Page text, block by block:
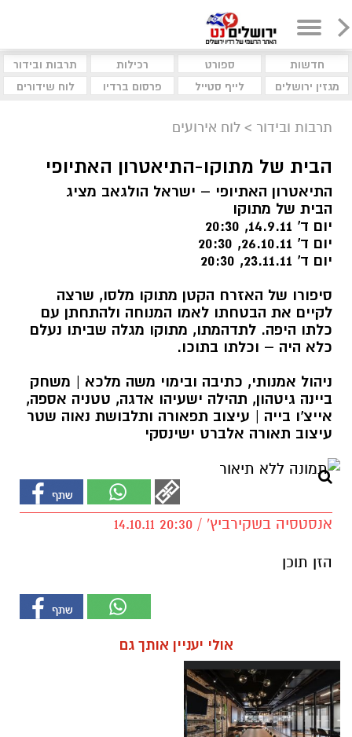
חדשות ספורט רכילות
תרבות ובידור
מגזין ירושלים
לייף סטייל פרסום ברדיו לוח שידורים
תרבות ובידור > לוח אירועים
הבית של מתוקו-התיאטרון האתיופי
התיאטרון האתיופי – ישראל הולגאב מציג
הבית של מתוקו
יום ד' 14.9.11, 20:30
יום ד' 26.10.11, 20:30
יום ד' 23.11.11, 20:30
סיפורו של האזרח הקטן מתוקו מלסו, שרצה
לקיים את הבטחתו לאמו המנוחה ולהתחתן עם
כלתו היפה. לתדהמתו, מתוקו מגלה שביתו נעלם
כלא היה – וכלתו בתוכו.
ניהול אמנותי, כתיבה ובימוי משה מלכא | משחק
ביינה גיטהון, תהילה ישעיהו אדגה, טטניה אספה,
אייצ'ו בייה | עיצוב תפאורה ותלבושת נאוה שטר
עיצוב תאורה אלברט ישינסקי
אנסטסיה בשקירביץ' / 20:30 14.10.11
הזן תוכן
אולי יעניין אותך גם